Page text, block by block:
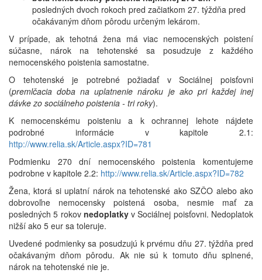
posledných dvoch rokoch pred začiatkom 27. týždňa pred
očakávaným dňom pôrodu určeným lekárom.
V prípade, ak tehotná žena má viac nemocenských poistení
súčasne, nárok na tehotenské sa posudzuje z každého
nemocenského poistenia samostatne.
O tehotenské je potrebné požiadať v Sociálnej poisťovni
(premlčacia doba na uplatnenie nároku je ako pri každej inej
dávke zo sociálneho poistenia - tri roky).
K nemocenskému poisteniu a k ochrannej lehote nájdete
podrobné informácie v kapitole 2.1:
http://www.relia.sk/Article.aspx?ID=781
Podmienku 270 dní nemocenského poistenia komentujeme
podrobne v kapitole 2.2: http://www.relia.sk/Article.aspx?ID=782
Žena, ktorá si uplatní nárok na tehotenské ako SZČO alebo ako
dobrovoľne nemocensky poistená osoba, nesmie mať za
posledných 5 rokov nedoplatkyv Sociálnej poisťovni. Nedoplatok
nižší ako 5 eur sa toleruje.
Uvedené podmienky sa posudzujú k prvému dňu 27. týždňa pred
očakávaným dňom pôrodu. Ak nie sú k tomuto dňu splnené,
nárok na tehotenské nie je.